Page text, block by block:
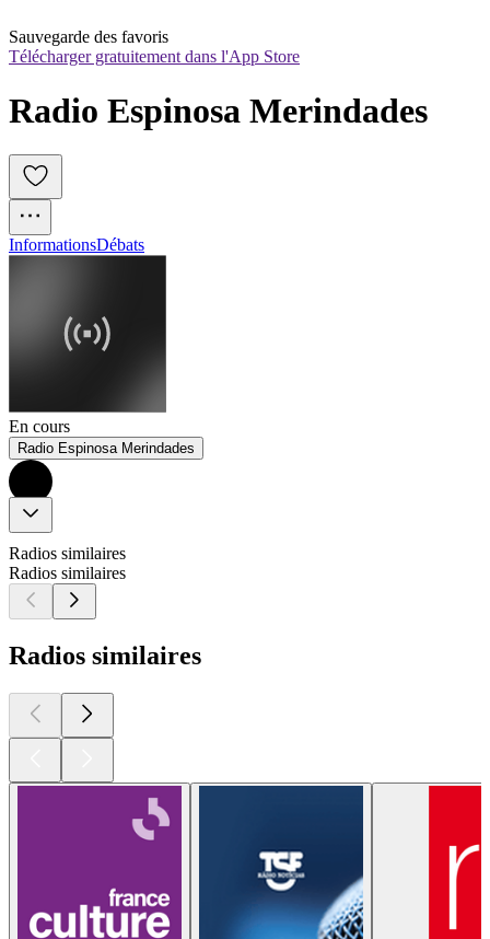
Sauvegarde des favoris
Télécharger gratuitement dans l'App Store
Radio Espinosa Merindades
InformationsDébats
En cours
Radio Espinosa Merindades
Radios similaires
Radios similaires
Radios similaires